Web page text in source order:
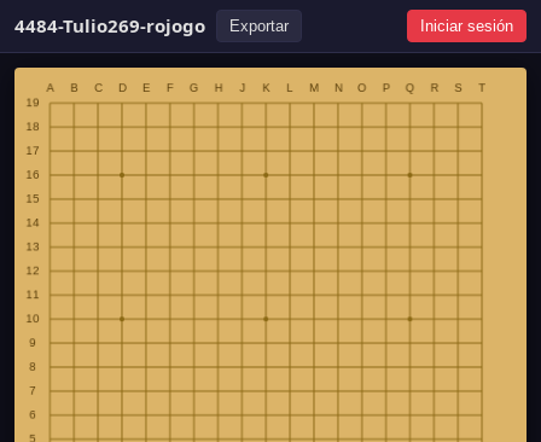
4484-Tulio269-rojogo Exportar Iniciar sesión